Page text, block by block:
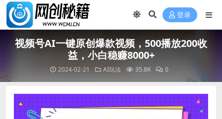
登录
视频号AI一键原创爆款视频，500播放200收
益，小白稳赚8000+
2024-02-21 AI玩法 35.8K 0